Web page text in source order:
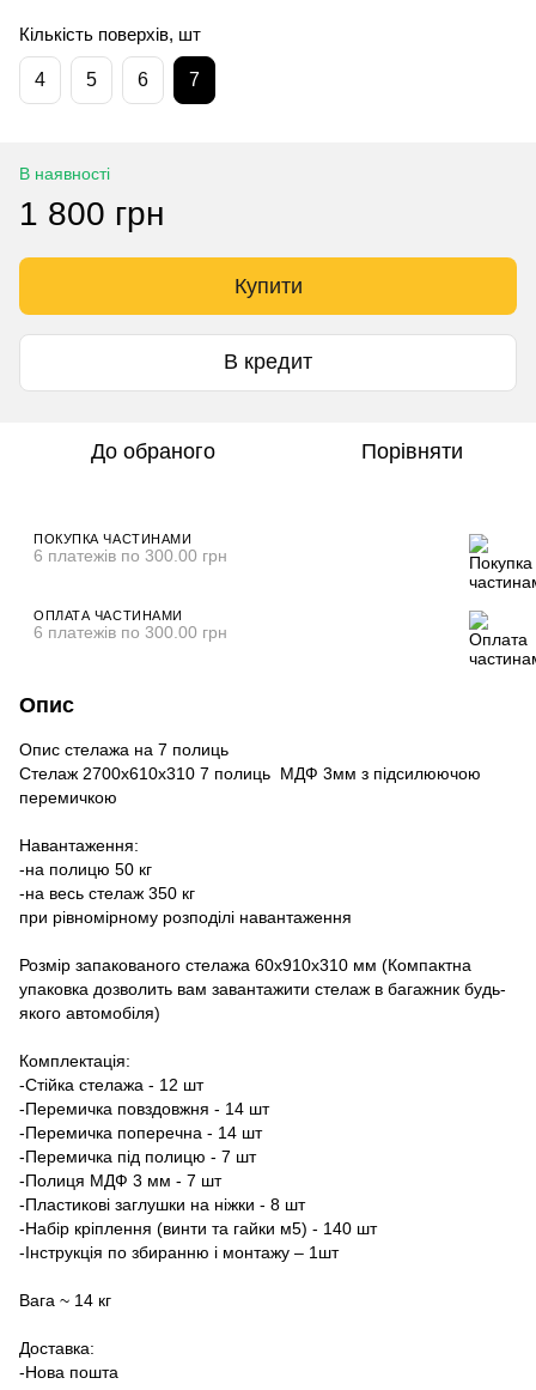
Кількість поверхів, шт
4 5 6 7
В наявності
1 800 грн
Купити
В кредит
До обраного Порівняти
ПОКУПКА ЧАСТИНАМИ
6 платежів по 300.00 грн
ОПЛАТА ЧАСТИНАМИ
6 платежів по 300.00 грн
Опис
Опис стелажа на 7 полиць
Стелаж 2700х610х310 7 полиць МДФ 3мм з підсилюючою
перемичкою
Навантаження:
-на полицю 50 кг
-на весь стелаж 350 кг
при рівномірному розподілі навантаження
Розмір запакованого стелажа 60х910х310 мм (Компактна
упаковка дозволить вам завантажити стелаж в багажник будь-
якого автомобіля)
Комплектація:
-Стійка стелажа - 12 шт
-Перемичка повздовжня - 14 шт
-Перемичка поперечна - 14 шт
-Перемичка під полицю - 7 шт
-Полиця МДФ 3 мм - 7 шт
-Пластикові заглушки на ніжки - 8 шт
-Набір кріплення (винти та гайки м5) - 140 шт
-Інструкція по збиранню і монтажу – 1шт
Вага ~ 14 кг
Доставка:
-Нова пошта